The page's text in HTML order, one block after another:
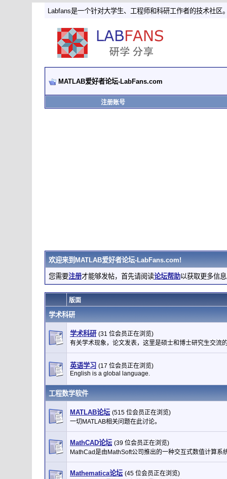
Labfans是一个针对大学生、工程师和科研工作者的技术社区
MATLAB爱好者论坛-LabFans.com
注册账号
欢迎来到 MATLAB爱好者论坛-LabFans.com!
您需要注册才能够发帖，首先请阅读论坛帮助以获取更多信
版面
学术科研
学术科研 (31 位会员正在浏览)
有关学术现象，论文发表，这里是硕士和博士研究生交流
英语学习 (17 位会员正在浏览)
English is a global language.
工程数学软件
MATLAB论坛 (515 位会员正在浏览)
一切MATLAB相关问题在此讨论。
MathCAD论坛 (39 位会员正在浏览)
MathCad是由MathSoft公司推出的一种交互式数值计算系
Mathematica论坛 (45 位会员正在浏览)